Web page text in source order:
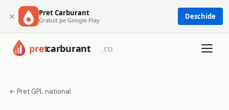
× Pret Carburant
Gratuit pe Google Play Deschide
← Pret GPL national